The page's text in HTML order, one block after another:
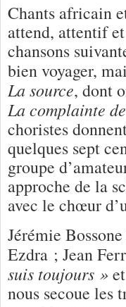
Chants africain
attend, attentif
chansons
bien voyager,
La source, dont
La complainte
choristes
quelques sept
groupe
approche de la
avec le chœur
Jérémie
Ezdra ; Jean
suis toujours »
nous secoue les